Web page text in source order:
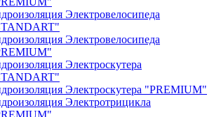
Электровелосипеда
Электровелосипеда
Электроскутера
Электроскутера "PREMIUM"
Электротрицикла